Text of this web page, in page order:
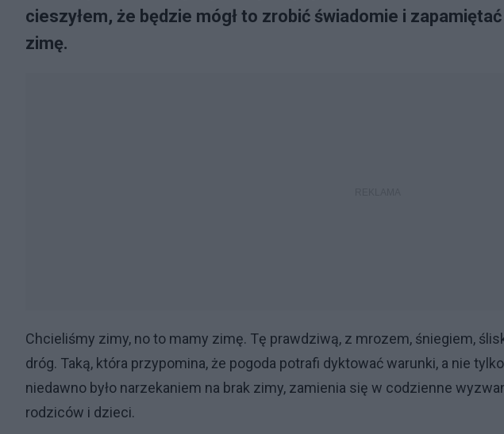
cieszyłem, że będzie mógł to zrobić świadomie i
zimę.
Chcieliśmy zimy, no to mamy zimę. Tę prawdziwą, z mrozem, śniegiem,
dróg. Taką, która przypomina, że pogoda potrafi dyktować warunki, a nie
niedawno było narzekaniem na brak zimy, zamienia się w codzienne
rodziców i dzieci.